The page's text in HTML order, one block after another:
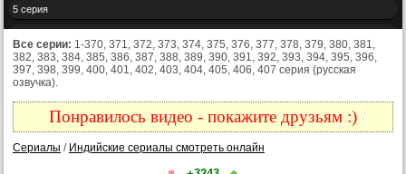
5 серия
7 серия
8 серия
9 серия
10 серия
Все серии: 1-370, 371, 372, 373, 374, 375, 376, 377, 378, 379, 380, 381,
382, 383, 384, 385, 386, 387, 388, 389, 390, 391, 392, 393, 394, 395, 396,
397, 398, 399, 400, 401, 402, 403, 404, 405, 406, 407 серия (русская
озвучка).
Понравилось видео - покажите друзьям :)
Сериалы / Индийские сериалы смотреть онлайн